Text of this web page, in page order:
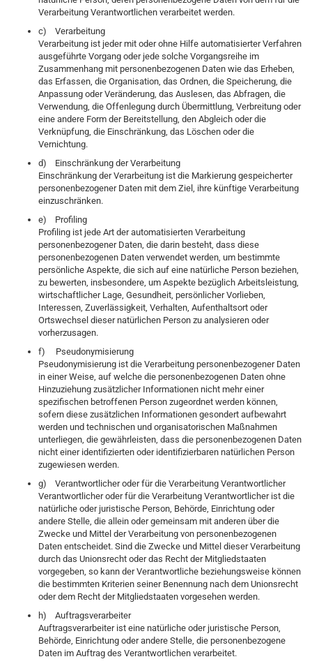
Verarbeitung Verantwortlichen verarbeitet werden.
c) Verarbeitung
Verarbeitung ist jeder mit oder ohne Hilfe automatisierter Verfahren
ausgeführte Vorgang oder jede solche Vorgangsreihe im
Zusammenhang mit personenbezogenen Daten wie das Erheben,
das Erfassen, die Organisation, das Ordnen, die Speicherung, die
Anpassung oder Veränderung, das Auslesen, das Abfragen, die
Verwendung, die Offenlegung durch Übermittlung, Verbreitung oder
eine andere Form der Bereitstellung, den Abgleich oder die
Verknüpfung, die Einschränkung, das Löschen oder die
Vernichtung.
d) Einschränkung der Verarbeitung
Einschränkung der Verarbeitung ist die Markierung gespeicherter
personenbezogener Daten mit dem Ziel, ihre künftige Verarbeitung
einzuschränken.
e) Profiling
Profiling ist jede Art der automatisierten Verarbeitung
personenbezogener Daten, die darin besteht, dass diese
personenbezogenen Daten verwendet werden, um bestimmte
persönliche Aspekte, die sich auf eine natürliche Person beziehen,
zu bewerten, insbesondere, um Aspekte bezüglich Arbeitsleistung,
wirtschaftlicher Lage, Gesundheit, persönlicher Vorlieben,
Interessen, Zuverlässigkeit, Verhalten, Aufenthaltsort oder
Ortswechsel dieser natürlichen Person zu analysieren oder
vorherzusagen.
f) Pseudonymisierung
Pseudonymisierung ist die Verarbeitung personenbezogener Daten
in einer Weise, auf welche die personenbezogenen Daten ohne
Hinzuziehung zusätzlicher Informationen nicht mehr einer
spezifischen betroffenen Person zugeordnet werden können,
sofern diese zusätzlichen Informationen gesondert aufbewahrt
werden und technischen und organisatorischen Maßnahmen
unterliegen, die gewährleisten, dass die personenbezogenen Daten
nicht einer identifizierten oder identifizierbaren natürlichen Person
zugewiesen werden.
g) Verantwortlicher oder für die Verarbeitung Verantwortlicher
Verantwortlicher oder für die Verarbeitung Verantwortlicher ist die
natürliche oder juristische Person, Behörde, Einrichtung oder
andere Stelle, die allein oder gemeinsam mit anderen über die
Zwecke und Mittel der Verarbeitung von personenbezogenen
Daten entscheidet. Sind die Zwecke und Mittel dieser Verarbeitung
durch das Unionsrecht oder das Recht der Mitgliedstaaten
vorgegeben, so kann der Verantwortliche beziehungsweise können
die bestimmten Kriterien seiner Benennung nach dem Unionsrecht
oder dem Recht der Mitgliedstaaten vorgesehen werden.
h) Auftragsverarbeiter
Auftragsverarbeiter ist eine natürliche oder juristische Person,
Behörde, Einrichtung oder andere Stelle, die personenbezogene
Daten im Auftrag des Verantwortlichen verarbeitet.